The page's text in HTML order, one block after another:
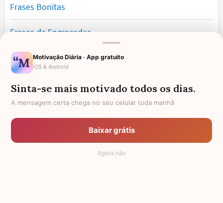
Frases Bonitas
Frases de Engraçadas
Frases Românticas
Frases de Reflexão
Frases Lindas
Motivação Diária · App gratuito
iOS & Android
Sinta-se mais motivado todos os dias.
A mensagem certa chega no seu celular toda manhã
Baixar grátis
Agora não